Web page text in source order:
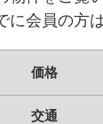
に会員の方
価格
交通